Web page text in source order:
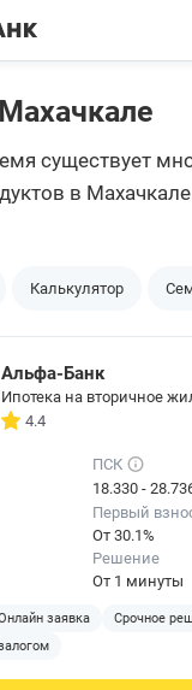
существует
в
популярных
каждым годом
семей, а в уже
на квартиры и,
Сегодня можно
– для это нужно
всех банковских
Он
Калькулятор
Альфа-Банк
Ипотека на вторичное
4.4
ПСК
18.330 -
Первый
От 30.1%
Решение
От 1 минуты
заявка
Срочное